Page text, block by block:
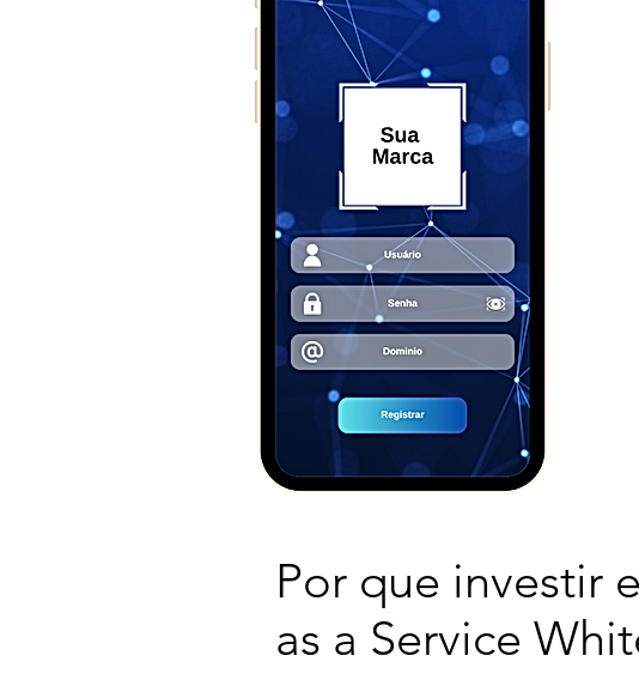
Por que investir
as a Service